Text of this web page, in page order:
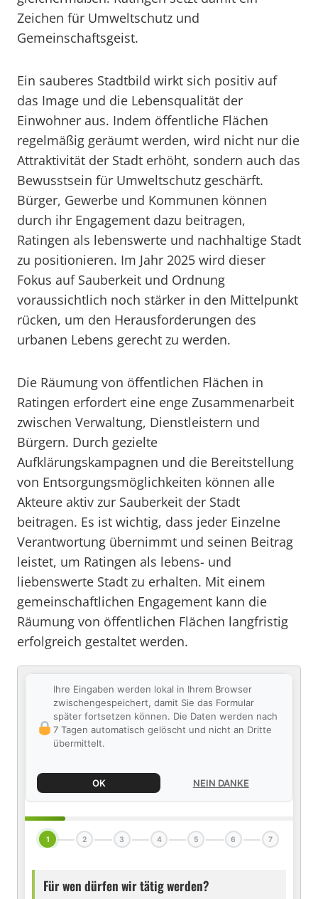
Zeichen für Umweltschutz und
Gemeinschaftsgeist.
Ein sauberes Stadtbild wirkt sich positiv auf
das Image und die Lebensqualität der
Einwohner aus. Indem öffentliche Flächen
regelmäßig geräumt werden, wird nicht nur die
Attraktivität der Stadt erhöht, sondern auch das
Bewusstsein für Umweltschutz geschärft.
Bürger, Gewerbe und Kommunen können
durch ihr Engagement dazu beitragen,
Ratingen als lebenswerte und nachhaltige Stadt
zu positionieren. Im Jahr 2025 wird dieser
Fokus auf Sauberkeit und Ordnung
voraussichtlich noch stärker in den Mittelpunkt
rücken, um den Herausforderungen des
urbanen Lebens gerecht zu werden.
Die Räumung von öffentlichen Flächen in
Ratingen erfordert eine enge Zusammenarbeit
zwischen Verwaltung, Dienstleistern und
Bürgern. Durch gezielte
Aufklärungskampagnen und die Bereitstellung
von Entsorgungsmöglichkeiten können alle
Akteure aktiv zur Sauberkeit der Stadt
beitragen. Es ist wichtig, dass jeder Einzelne
Verantwortung übernimmt und seinen Beitrag
leistet, um Ratingen als lebens- und
liebenswerte Stadt zu erhalten. Mit einem
gemeinschaftlichen Engagement kann die
Räumung von öffentlichen Flächen langfristig
erfolgreich gestaltet werden.
Ihre Eingaben werden lokal in Ihrem Browser
zwischengespeichert, damit Sie das Formular
später fortsetzen können. Die Daten werden nach
7 Tagen automatisch gelöscht und nicht an Dritte
übermittelt.
OK NEIN DANKE
1 2 3 4 5 6 7
Für wen dürfen wir tätig werden?